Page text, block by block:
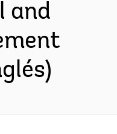
and